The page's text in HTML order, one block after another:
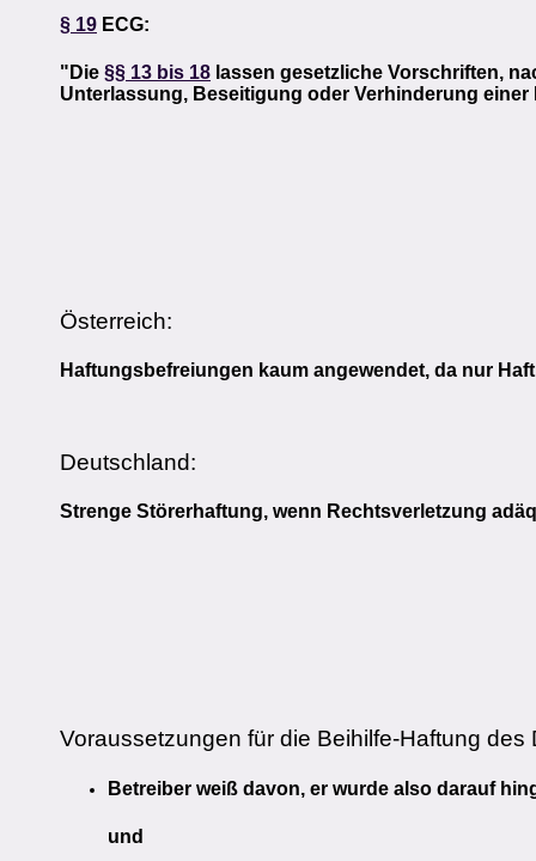
§ 19 ECG:
"Die §§ 13 bis 18 lassen gesetzliche Vorschriften,
Unterlassung, Beseitigung oder Verhinderung
Österreich:
Haftungsbefreiungen kaum angewendet, da nur
Deutschland:
Strenge Störerhaftung, wenn Rechtsverletzung
Voraussetzungen für die Beihilfe-Haftung des
Betreiber weiß davon, er wurde also darauf
und